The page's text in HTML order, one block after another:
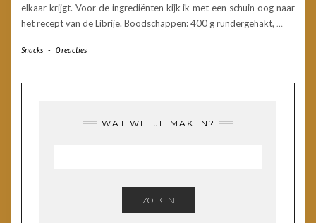
elkaar krijgt. Voor de ingrediënten kijk ik met een schuin oog naar
het recept van de Librije. Boodschappen: 400 g rundergehakt, …
Snacks - 0 reacties
WAT WIL JE MAKEN?
ZOEKEN